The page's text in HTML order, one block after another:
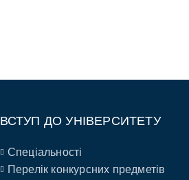
ВСТУП ДО УНІВЕРСИТЕТУ
Спеціальності
Перелік конкурсних предметів